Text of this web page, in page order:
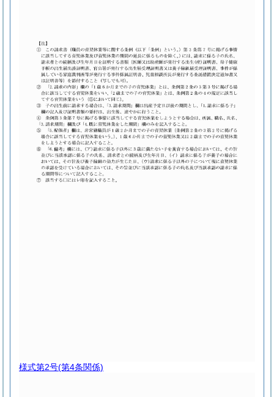
様式第2号(第4条関係)